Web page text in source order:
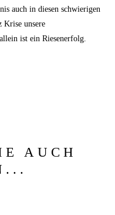
auch in die­sen schwie­ri­gen
Kri­se unse­re
ist ein Riesenerfolg.
AUCH